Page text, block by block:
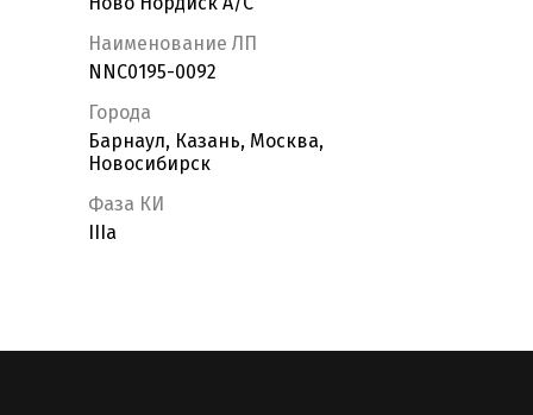
Наименование ЛП
NNC0195-0092
Города
Барнаул, Казань, Москва,
Новосибирск
Фаза КИ
IIIa